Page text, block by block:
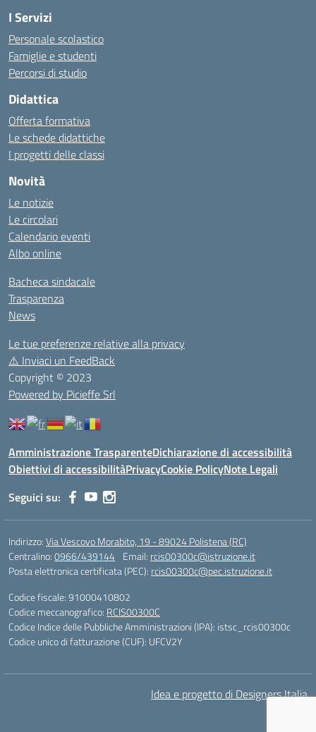
I Servizi
Personale scolastico
Famiglie e studenti
Percorsi di studio
Didattica
Offerta formativa
Le schede didattiche
I progetti delle classi
Novità
Le notizie
Le circolari
Calendario eventi
Albo online
Bacheca sindacale
Trasparenza
News
Le tue preferenze relative alla privacy
⚠️ Inviaci un FeedBack
Copyright © 2023
Powered by Picieffe Srl
Amministrazione TrasparenteDichiarazione di accessibilità
Obiettivi di accessibilitàPrivacyCookie PolicyNote Legali
Seguici su:
Indirizzo:Via Vescovo Morabito, 19 - 89024 Polistena (RC)
Centralino:0966/439144 Email: rcis00300c@istruzione.it
Posta elettronica certificata (PEC): rcis00300c@pec.istruzione.it
Codice fiscale: 91000410802
Codice meccanografico: RCIS00300C
Codice Indice delle Pubbliche Amministrazioni (IPA): istsc_rcis00300c
Codice unico di fatturazione (CUF): UFCV2Y
Idea e progetto di Designers Italia